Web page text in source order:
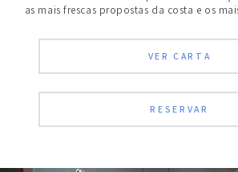
as mais frescas propostas da costa e os
VER CARTA
RESERVAR
autorizada de informações suas que se encontrem